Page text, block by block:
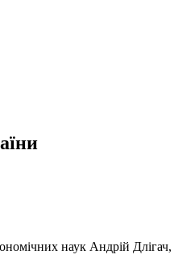
наук Андрій Длігач,